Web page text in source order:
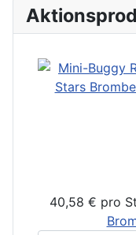
40,58 € pro